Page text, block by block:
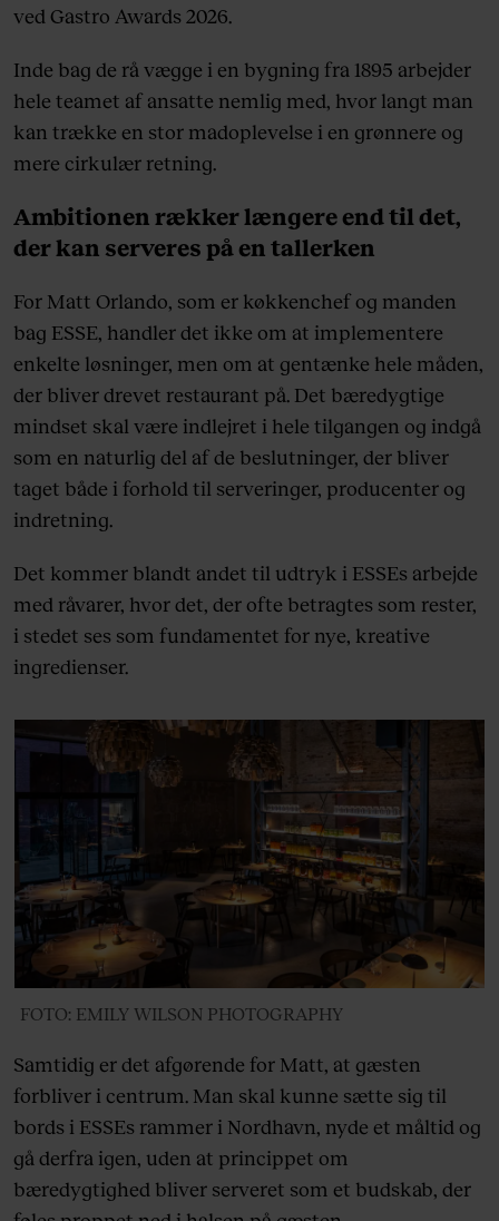
ved Gastro Awards 2026.
Inde bag de rå vægge i en bygning fra 1895 arbejder
hele teamet af ansatte nemlig med, hvor langt man
kan trække en stor madoplevelse i en grønnere og
mere cirkulær retning.
Ambitionen rækker længere end til det,
der kan serveres på en tallerken
For Matt Orlando, som er køkkenchef og manden
bag ESSE, handler det ikke om at implementere
enkelte løsninger, men om at gentænke hele måden,
der bliver drevet restaurant på. Det bæredygtige
mindset skal være indlejret i hele tilgangen og indgå
som en naturlig del af de beslutninger, der bliver
taget både i forhold til serveringer, producenter og
indretning.
Det kommer blandt andet til udtryk i ESSEs arbejde
med råvarer, hvor det, der ofte betragtes som rester,
i stedet ses som fundamentet for nye, kreative
ingredienser.
FOTO: EMILY WILSON PHOTOGRAPHY
Samtidig er det afgørende for Matt, at gæsten
forbliver i centrum. Man skal kunne sætte sig til
bords i ESSEs rammer i Nordhavn, nyde et måltid og
gå derfra igen, uden at princippet om
bæredygtighed bliver serveret som et budskab, der